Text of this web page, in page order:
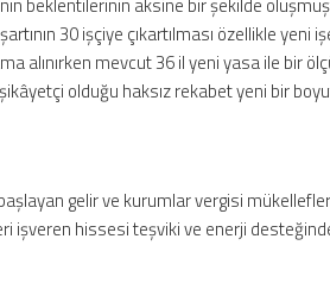
beklentilerinin aksine bir şekilde
30 işçiye çıkartılması özellikle yeni
alınırken mevcut 36 il yeni yasa ile bir
şikâyetçi olduğu haksız rekabet yeni bir
gelir ve kurumlar vergisi
işveren hissesi teşviki ve enerji